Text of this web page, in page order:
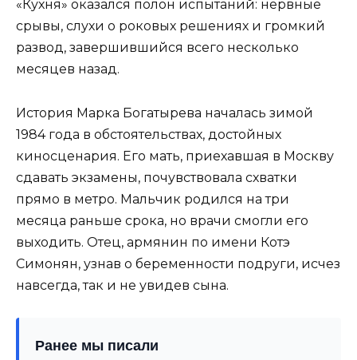
«Кухня» оказался полон испытаний: нервные
срывы, слухи о роковых решениях и громкий
развод, завершившийся всего несколько
месяцев назад.
История Марка Богатырева началась зимой
1984 года в обстоятельствах, достойных
киносценария. Его мать, приехавшая в Москву
сдавать экзамены, почувствовала схватки
прямо в метро. Мальчик родился на три
месяца раньше срока, но врачи смогли его
выходить. Отец, армянин по имени Котэ
Симонян, узнав о беременности подруги, исчез
навсегда, так и не увидев сына.
Ранее мы писали